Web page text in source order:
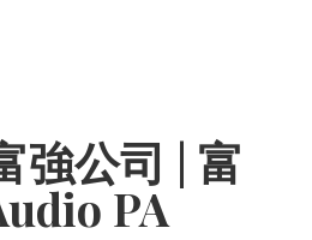
強公司 | 富
PA